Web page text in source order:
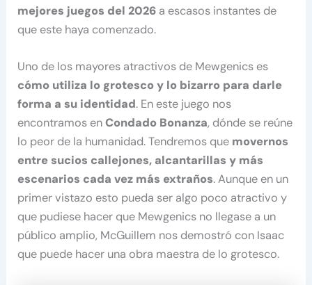
mejores juegos del 2026 a escasos instantes de
que este haya comenzado.
Uno de los mayores atractivos de Mewgenics es
cómo utiliza lo grotesco y lo bizarro para darle
forma a su identidad. En este juego nos
encontramos enCondado Bonanza, dónde se reúne
lo peor de la humanidad. Tendremos que movernos
entre sucios callejones, alcantarillas y más
escenarios cada vez más extraños. Aunque en un
primer vistazo esto pueda ser algo poco atractivo y
que pudiese hacer que Mewgenics no llegase a un
público amplio, McGuillem nos demostró con Isaac
que puede hacer una obra maestra de lo grotesco.